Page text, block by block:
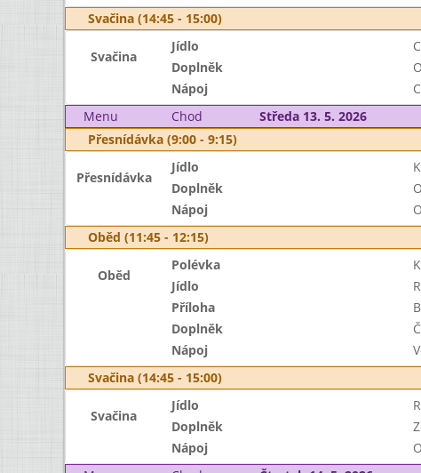
Svačina (14:45 - 15:00)
Svačina
Jídlo
Doplněk
Nápoj
Menu
Chod Středa 13. 5. 2026
Přesnídávka (9:00 - 9:15)
Přesnídávka
Jídlo
Doplněk
Nápoj
Oběd (11:45 - 12:15)
Oběd
Polévka
Jídlo
Příloha
Doplněk
Nápoj
Svačina (14:45 - 15:00)
Svačina
Jídlo
Doplněk
Nápoj